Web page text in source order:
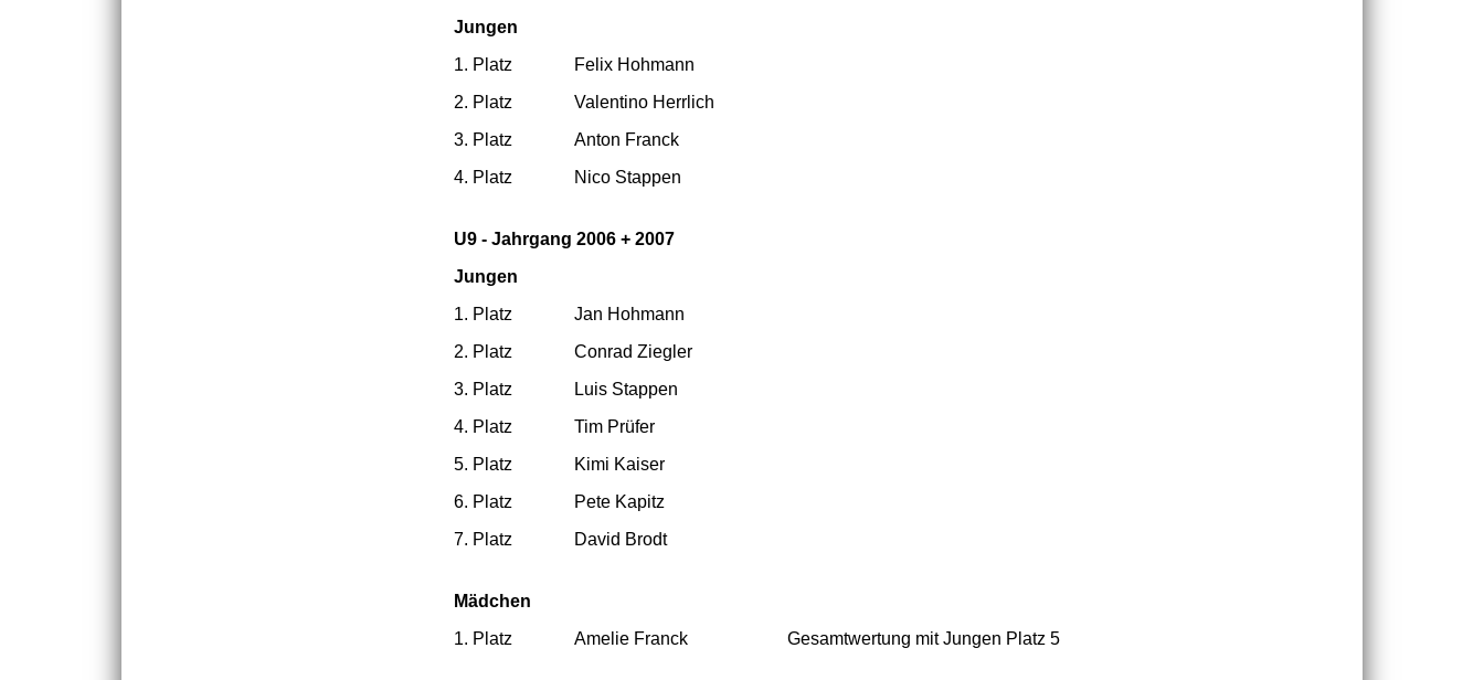
Jungen
1. Platz
Felix Hohmann
2. Platz
Valentino Herrlich
3. Platz
Anton Franck
4. Platz
Nico Stappen
U9 - Jahrgang 2006 + 2007
Jungen
1. Platz
Jan Hohmann
2. Platz
Conrad Ziegler
3. Platz
Luis Stappen
4. Platz
Tim Prüfer
5. Platz
Kimi Kaiser
6. Platz
Pete Kapitz
7. Platz
David Brodt
Mädchen
1. Platz
Amelie Franck Gesamtwertung mit Jungen Platz 5